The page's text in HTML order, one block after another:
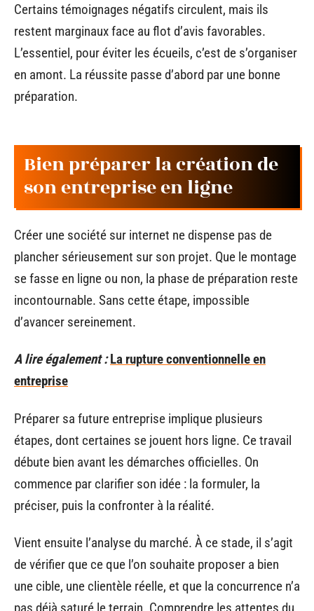
Certains témoignages négatifs circulent, mais ils
restent marginaux face au flot d’avis favorables.
L’essentiel, pour éviter les écueils, c’est de s’organiser
en amont. La réussite passe d’abord par une bonne
préparation.
Bien préparer la création de
son entreprise en ligne
Créer une société sur internet ne dispense pas de
plancher sérieusement sur son projet. Que le montage
se fasse en ligne ou non, la phase de préparation reste
incontournable. Sans cette étape, impossible
d’avancer sereinement.
A lire également : La rupture conventionnelle en
entreprise
Préparer sa future entreprise implique plusieurs
étapes, dont certaines se jouent hors ligne. Ce travail
débute bien avant les démarches officielles. On
commence par clarifier son idée : la formuler, la
préciser, puis la confronter à la réalité.
Vient ensuite l’analyse du marché. À ce stade, il s’agit
de vérifier que ce que l’on souhaite proposer a bien
une cible, une clientèle réelle, et que la concurrence n’a